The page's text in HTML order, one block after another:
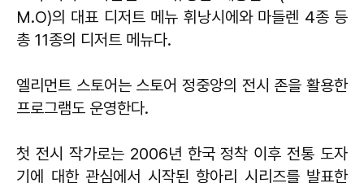
M.O)의 대표 디저트 메뉴 휘낭시에와 마들렌 4종 등
총 11종의 디저트 메뉴다.
엘리먼트 스토어는 스토어 정중앙의 전시 존을 활용한
프로그램도 운영한다.
첫 전시 작가로는 2006년 한국 정착 이후 전통 도자
기에 대한 관심에서 시작된 항아리 시리즈를 발표한